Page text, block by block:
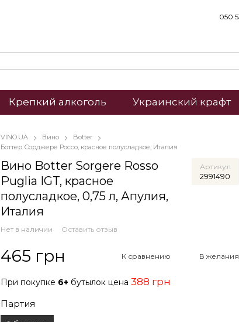
050
Крепкий алкоголь Украинский крафт
VINO.UA Вино
Botter
Боттер Сорджере Россо, красное полусладкое, Италия
Вино Botter Sorgere Rosso
Puglia IGT, красное
полусладкое, 0,75 л, Апулия,
Италия
Артикул
2991490
Нет в наличии Оставить отзыв
465 грн К сравнению В желания
При покупке 6+ бутылок цена 388 грн
Партия